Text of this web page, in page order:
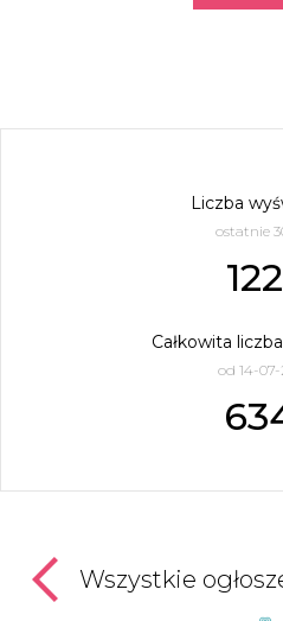
Liczba
ostatnie
Całkowita
od 14-
Wszystkie